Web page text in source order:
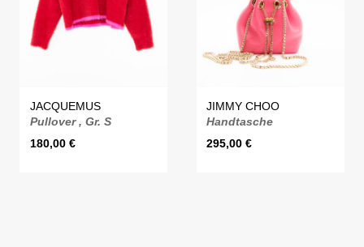
JACQUEMUS
Pullover , Gr. S
180,00 €
JIMMY CHOO
Handtasche
295,00€